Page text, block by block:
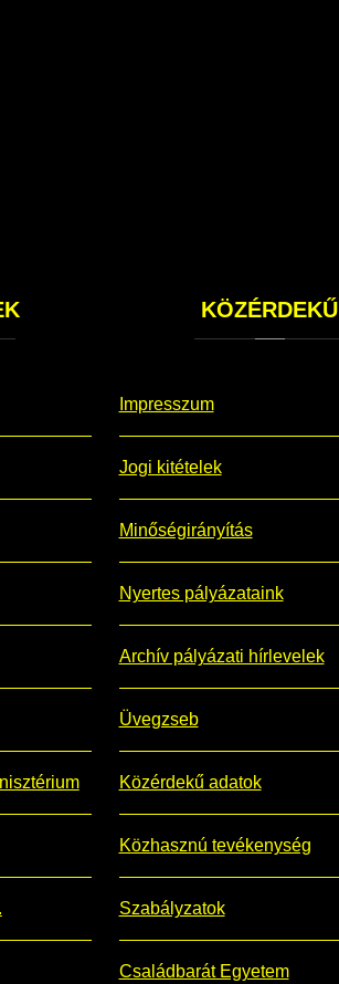
KÖZÉRDEKŰ
Impresszum
Jogi kitételek
Minőségirányítás
Nyertes pályázataink
Archív pályázati hírlevelek
Üvegzseb
Közérdekű adatok
Közhasznú tevékenység
Szabályzatok
Családbarát Egyetem